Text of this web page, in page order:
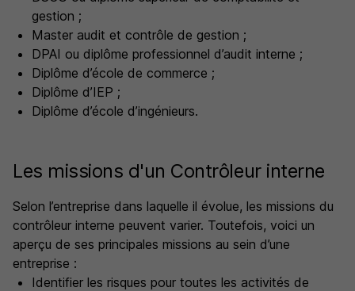
gestion ;
Master audit et contrôle de gestion ;
DPAI ou diplôme professionnel d’audit interne ;
Diplôme d’école de commerce ;
Diplôme d’IEP ;
Diplôme d’école d’ingénieurs.
Les missions d'un Contrôleur interne
Selon l’entreprise dans laquelle il évolue, les missions du
contrôleur interne peuvent varier. Toutefois, voici un
aperçu de ses principales missions au sein d’une
entreprise :
Identifier les risques pour toutes les activités de